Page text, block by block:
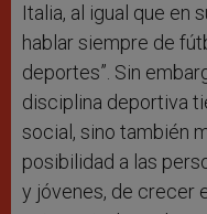
Italia, al igual que en
hablar siempre de
deportes”. Sin
disciplina deportiva
social, sino también
posibilidad a las
y jóvenes, de crecer